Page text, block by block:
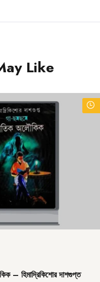
Like
– হিমাদ্রিকিশোর দাশগুপ্ত